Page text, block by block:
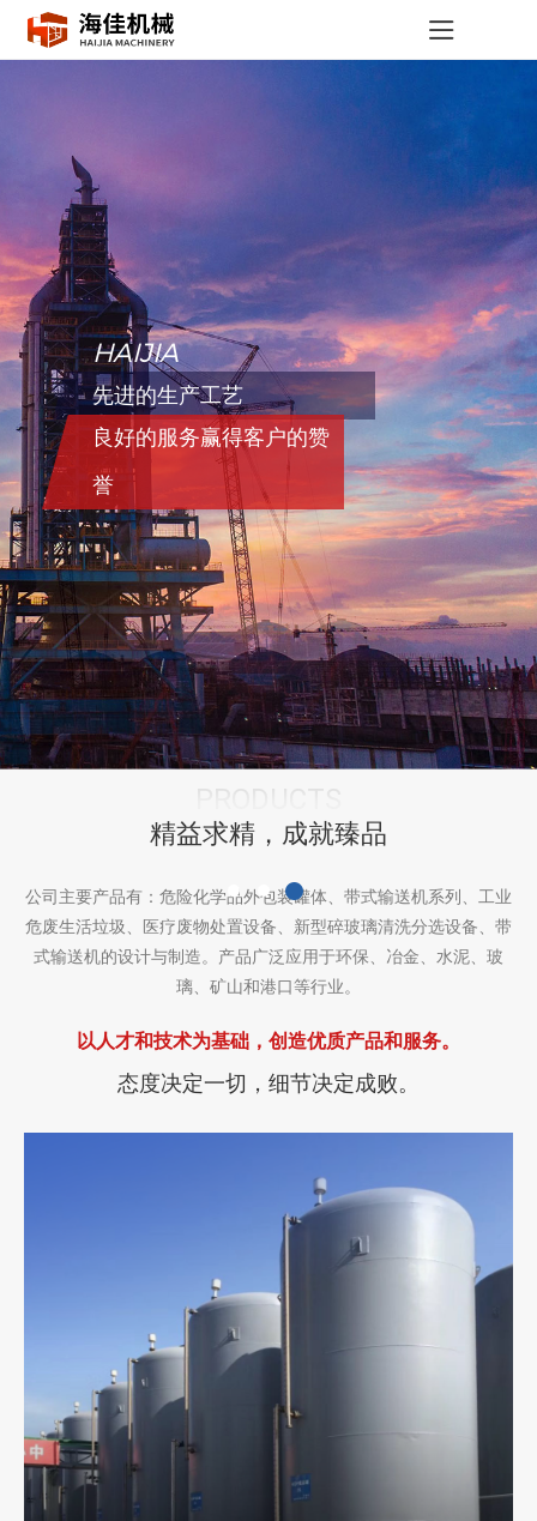
精益求精，成就臻品
公司主要产品有：危险化学品外包装罐体、带式输送机系列、工业
危废生活垃圾、医疗废物处置设备、新型碎玻璃清洗分选设备、带
式输送机的设计与制造。产品广泛应用于环保、冶金、水泥、玻
璃、矿山和港口等行业。
以人才和技术为基础，创造优质产品和服务。
态度决定一切，细节决定成败。